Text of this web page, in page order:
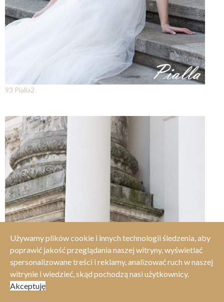
93 Pialla2
Używamy plików cookie i innych technologii śledzenia, aby
poprawić jakość przeglądania naszej witryny, wyświetlać
spersonalizowane treści i reklamy, analizować ruch w naszej
witrynie i wiedzieć, skąd pochodzą nasi użytkownicy.
Akceptuję